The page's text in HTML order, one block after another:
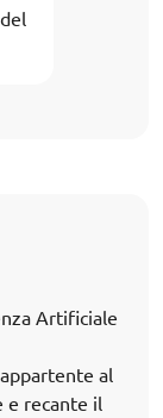
Artificiale
appartente al
e recante il